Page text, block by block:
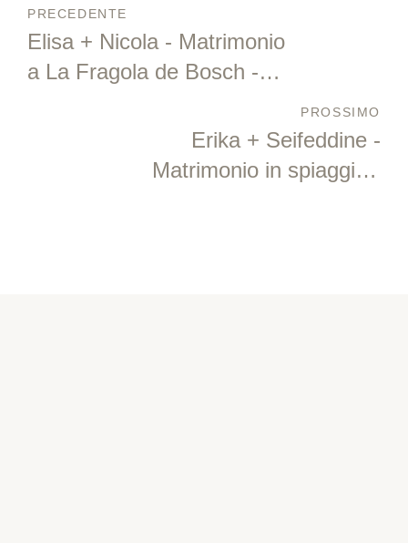
PRECEDENTE
Elisa + Nicola - Matrimonio
a La Fragola de Bosch -
PROSSIMO
Erika + Seifeddine -
Matrimonio in spiaggia -